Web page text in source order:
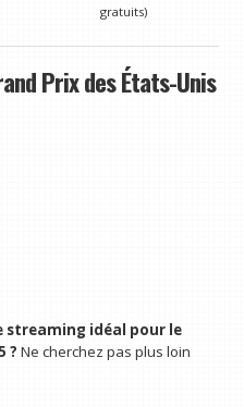
gratuits)
Prix des États-Unis
streaming idéal pour le
?Ne cherchez pas plus loin